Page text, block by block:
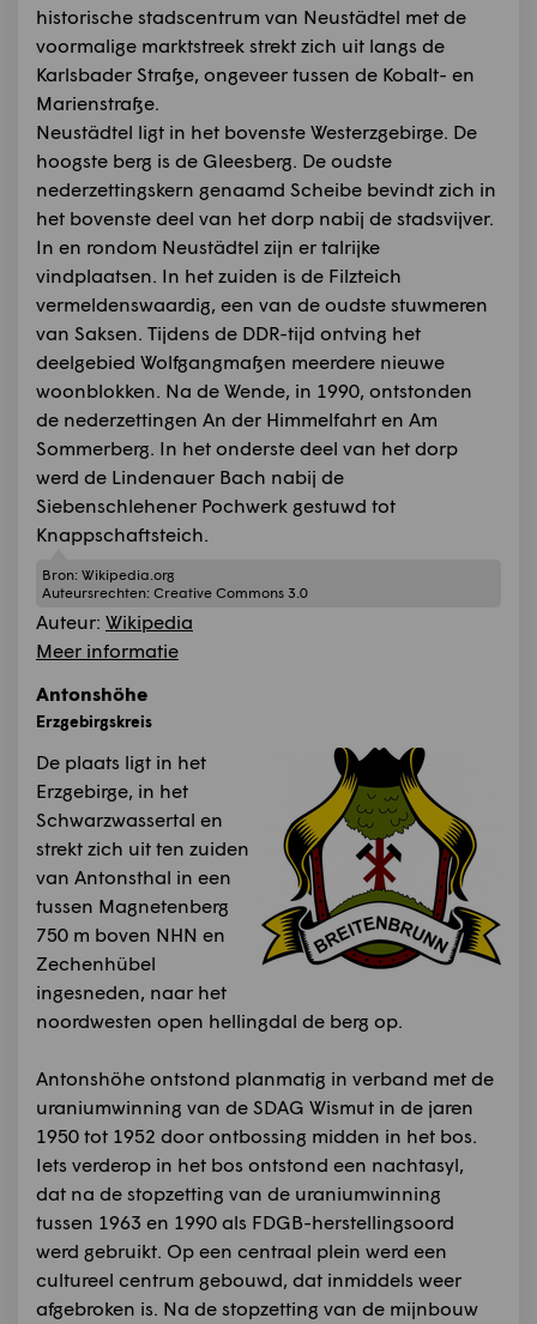
historische stadscentrum van Neustädtel met de
voormalige marktstreek strekt zich uit langs de
Karlsbader Straße, ongeveer tussen de Kobalt- en
Marienstraße.
Neustädtel ligt in het bovenste Westerzgebirge. De
hoogste berg is de Gleesberg. De oudste
nederzettingskern genaamd Scheibe bevindt zich in
het bovenste deel van het dorp nabij de stadsvijver.
In en rondom Neustädtel zijn er talrijke
vindplaatsen. In het zuiden is de Filzteich
vermeldenswaardig, een van de oudste stuwmeren
van Saksen. Tijdens de DDR-tijd ontving het
deelgebied Wolfgangmaßen meerdere nieuwe
woonblokken. Na de Wende, in 1990, ontstonden
de nederzettingen An der Himmelfahrt en Am
Sommerberg. In het onderste deel van het dorp
werd de Lindenauer Bach nabij de
Siebenschlehener Pochwerk gestuwd tot
Knappschaftsteich.
Bron: Wikipedia.org
Auteursrechten: Creative Commons 3.0
Auteur: Wikipedia
Meer informatie
Antonshöhe
Erzgebirgskreis
De plaats ligt in het
Erzgebirge, in het
Schwarzwassertal en
strekt zich uit ten zuiden
van Antonsthal in een
tussen Magnetenberg
750 m boven NHN en
Zechenhübel
ingesneden, naar het
noordwesten open hellingdal de berg op.
Antonshöhe ontstond planmatig in verband met de
uraniumwinning van de SDAG Wismut in de jaren
1950 tot 1952 door ontbossing midden in het bos.
Iets verderop in het bos ontstond een nachtasyl,
dat na de stopzetting van de uraniumwinning
tussen 1963 en 1990 als FDGB-herstellingsoord
werd gebruikt. Op een centraal plein werd een
cultureel centrum gebouwd, dat inmiddels weer
afgebroken is. Na de stopzetting van de mijnbouw